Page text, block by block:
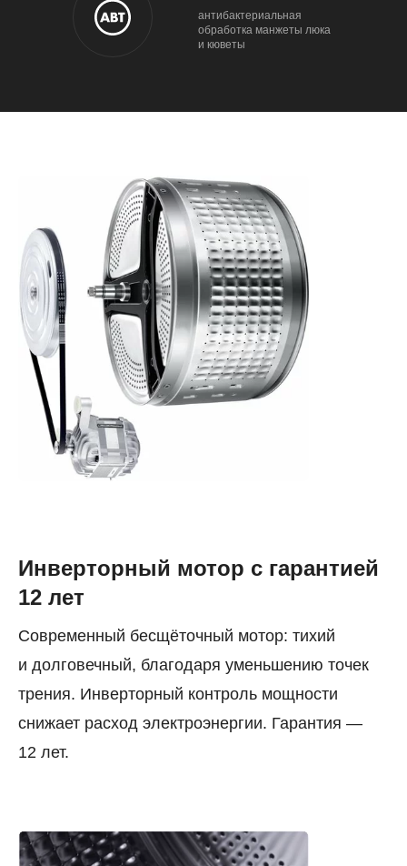
антибактериальная
обработка манжеты люка
и кюветы
Инверторный мотор с гарантией
12 лет
Современный бесщёточный мотор: тихий
и долговечный, благодаря уменьшению точек
трения. Инверторный контроль мощности
снижает расход электроэнергии. Гарантия —
12 лет.